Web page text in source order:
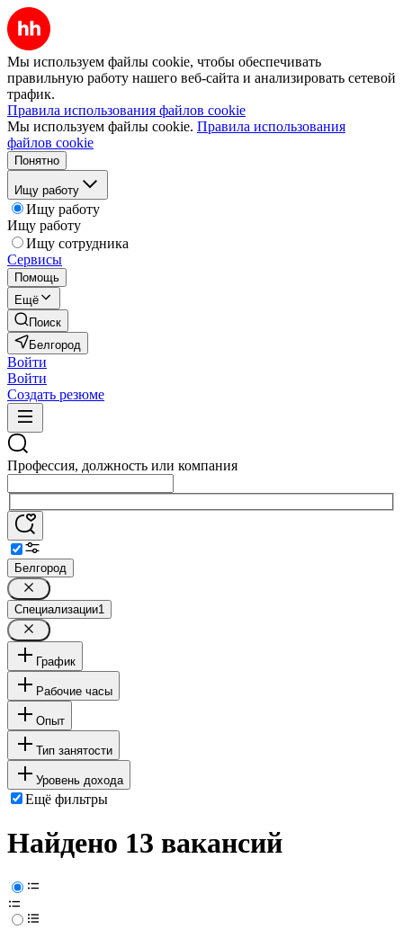
Мы используем файлы cookie, чтобы обеспечивать
правильную работу нашего веб-сайта и анализировать сетевой
трафик.
Правила использования файлов cookie
Мы используем файлы cookie. Правила использования
файлов cookie
Понятно
Ищу работу
Ищу работу
Ищу работу
Ищу сотрудника
Сервисы
Помощь
Ещё
Поиск
Белгород
Войти
Войти
Создать резюме
Профессия, должность или компания
Белгород
Специализации1
График
Рабочие часы
Опыт
Тип занятости
Уровень дохода
Ещё фильтры
Найдено 13 вакансий